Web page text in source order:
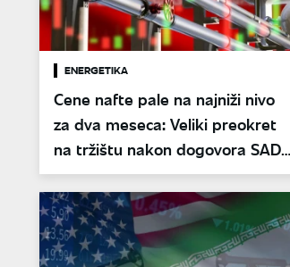
ENERGETIKA
Cene nafte pale na najniži nivo
za dva meseca: Veliki preokret
na tržištu nakon dogovora SAD i
Irana